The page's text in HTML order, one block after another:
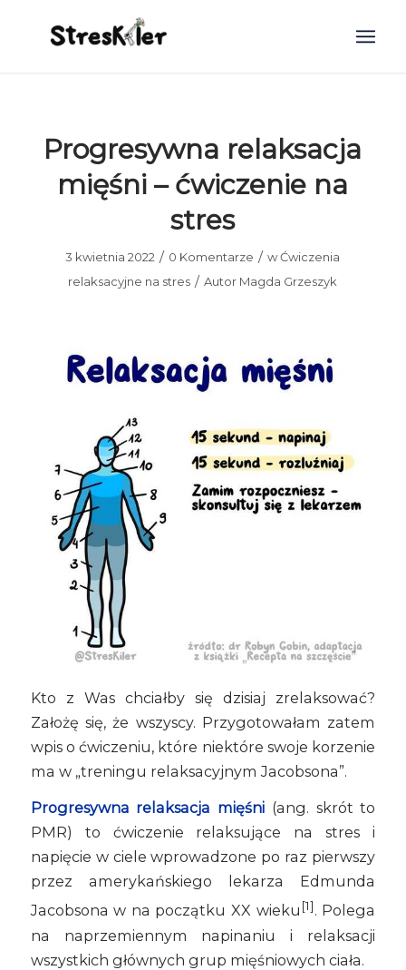
Progresywna relaksacja
mięśni – ćwiczenie na
stres
3 kwietnia 2022 / 0 Komentarze / wĆwiczenia
relaksacyjne na stres / Autor Magda Grzeszyk
Kto z Was chciałby się dzisiaj zrelaksować?
Założę się, że wszyscy. Przygotowałam zatem
wpis o ćwiczeniu, które niektóre swoje korzenie
ma w „treningu relaksacyjnym Jacobsona”.
Progresywna relaksacja mięśni (ang. skrót to
PMR) to ćwiczenie relaksujące na stres i
napięcie w ciele wprowadzone po raz pierwszy
przez amerykańskiego lekarza Edmunda
Jacobsona w na początku XX wieku [1]. Polega
na naprzemiennym napinaniu i relaksacji
wszystkich głównych grup mięśniowych ciała.